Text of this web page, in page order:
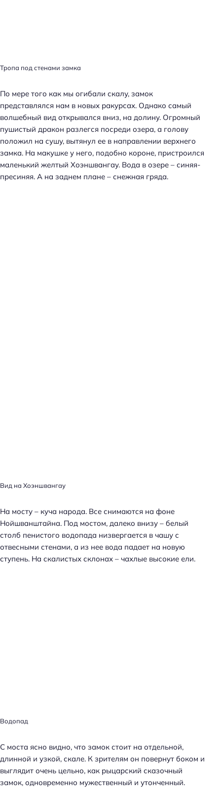
Тропа под стенами замка
По мере того как мы огибали скалу, замок
представлялся нам в новых ракурсах. Однако самый
волшебный вид открывался вниз, на долину. Огромный
пушистый дракон разлегся посреди озера, а голову
положил на сушу, вытянул ее в направлении верхнего
замка. На макушке у него, подобно короне, пристроился
маленький желтый Хоэншвангау. Вода в озере – синяя-
пресиняя. А на заднем плане – снежная гряда.
Вид на Хоэншвангау
На мосту – куча народа. Все снимаются на фоне
Нойшванштайна. Под мостом, далеко внизу – белый
столб пенистого водопада низвергается в чашу с
отвесными стенами, а из нее вода падает на новую
ступень. На скалистых склонах – чахлые высокие ели.
Водопад
С моста ясно видно, что замок стоит на отдельной,
длинной и узкой, скале. К зрителям он повернут боком и
выглядит очень цельно, как рыцарский сказочный
замок, одновременно мужественный и утонченный.